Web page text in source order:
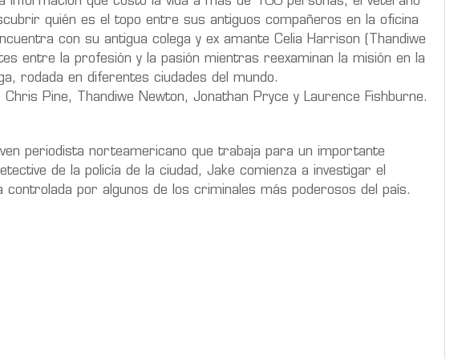
quién es el topo entre sus antiguos compañeros en la oficina
con su antigua colega y ex amante Celia Harrison (Thandiwe
entre la profesión y la pasión mientras reexaminan la misión en la
rodada en diferentes ciudades del mundo.
Pine, Thandiwe Newton, Jonathan Pryce y Laurence Fishburne.
periodista norteamericano que trabaja para un importante
de la policía de la ciudad, Jake comienza a investigar el
por algunos de los criminales más poderosos del país.